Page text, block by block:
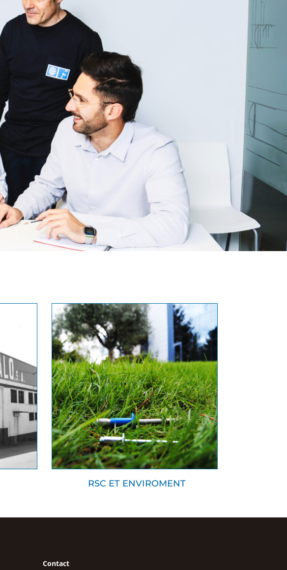
RSC ET ENVIROMENT
Contact